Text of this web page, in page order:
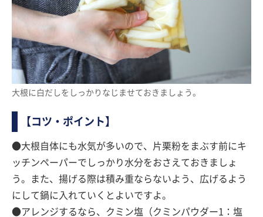
大根に白だしをしっかりなじませておきましょう。
【コツ・ポイント】
●大根自体にも水気が多いので、片栗粉をまぶす前にキ
ッチンペーパーでしっかり水分をおさえておきましょ
う。また、揚げる際は積み重ならないよう、広げるよう
にして鍋に入れていくとよいですよ。
●アレンジするなら、クミン塩（クミンパウダー1：塩